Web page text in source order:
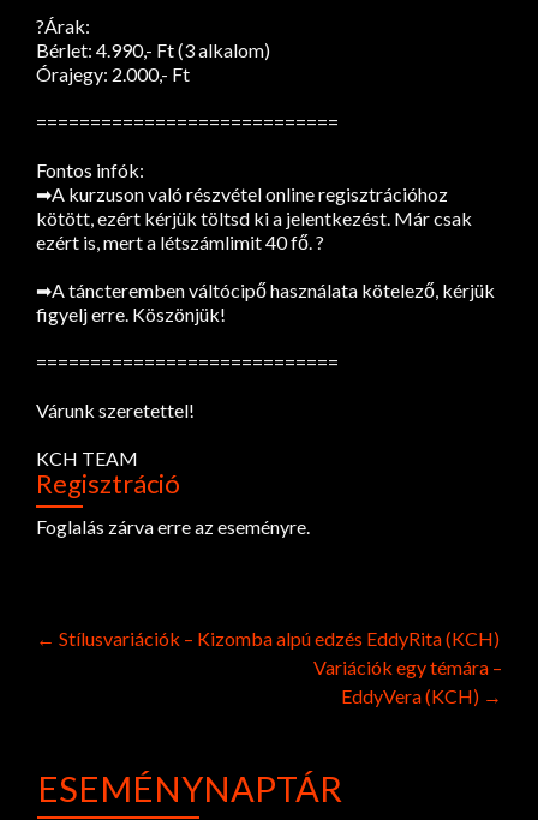
?Árak:
Bérlet: 4.990,- Ft (3 alkalom)
Órajegy: 2.000,- Ft
============================
Fontos infók:
➡A kurzuson való részvétel online regisztrációhoz
kötött, ezért kérjük töltsd ki a jelentkezést. Már csak
ezért is, mert a létszámlimit 40 fő. ?
➡A táncteremben váltócipő használata kötelező, kérjük
figyelj erre. Köszönjük!
============================
Várunk szeretettel!
KCH TEAM
Regisztráció
Foglalás zárva erre az eseményre.
Post
← Stílusvariációk – Kizomba alpú edzés EddyRita (KCH)
Variációk egy témára –
EddyVera (KCH) →
ESEMÉNYNAPTÁR